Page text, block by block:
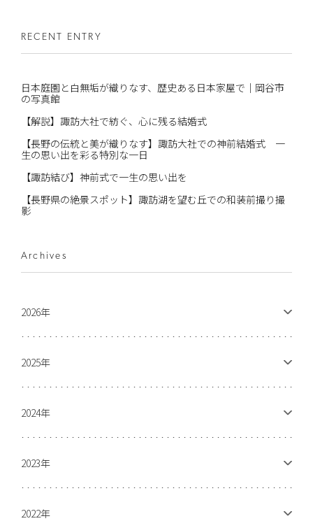
RECENT ENTRY
日本庭園と白無垢が織りなす、歴史ある日本家屋で｜岡谷市
の写真館
【解説】諏訪大社で紡ぐ、心に残る結婚式
【長野の伝統と美が織りなす】諏訪大社での神前結婚式 一
生の思い出を彩る特別な一日
【諏訪結び】神前式で一生の思い出を
【長野県の絶景スポット】諏訪湖を望む丘での和装前撮り撮
影
Archives
2026年
2025年
2024年
2023年
2022年